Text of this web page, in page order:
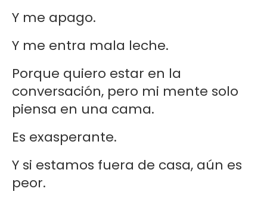
Y me apago.
Y me entra mala leche.
Porque quiero estar en la
conversación, pero mi mente solo
piensa en una cama.
Es exasperante.
Y si estamos fuera de casa, aún es
peor.